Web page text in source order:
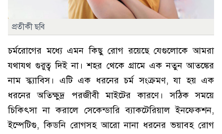
প্রতীকী ছবি
চর্মরোগের মধ্যে এমন কিছু রোগ রয়েছে যেগুলোকে আমরা
যথাযথ গুরুত্ব দিই না। শহর থেকে গ্রামে এক নতুন আতঙ্কের
নাম স্ক্যাবিস। এটি এক ধরনের চর্ম সংক্রমণ, যা হয় এক
ধরনের অতিক্ষুদ্র পরজীবী মাইটের কারণে। সঠিক সময়ে
চিকিৎসা না করালে সেকেন্ডারি ব্যাকটেরিয়াল ইনফেকশন,
ইম্পেটিগু, কিডনি রোগসহ আরো নানা ধরনের ভয়াবহ রোগ